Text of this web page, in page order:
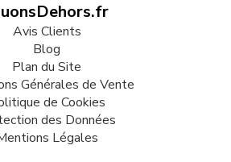
Avis Clients
Blog
Plan du Site
Générales de Vente
de Cookies
des Données
Légales